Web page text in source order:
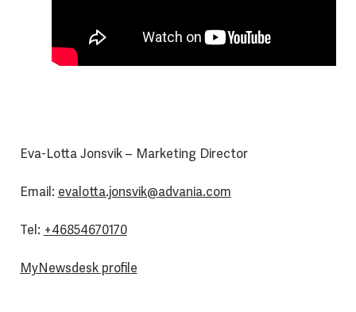
Eva-Lotta Jonsvik – Marketing Director
Email: evalotta.jonsvik@advania.com
Tel: +46854670170
MyNewsdesk profile